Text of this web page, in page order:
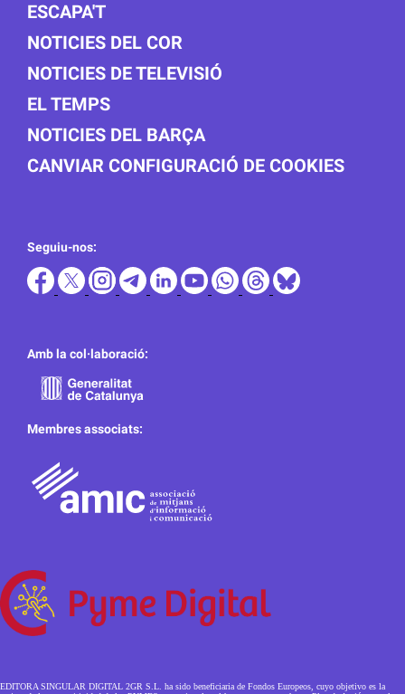
ESCAPA'T
NOTICIES DEL COR
NOTICIES DE TELEVISIÓ
EL TEMPS
NOTICIES DEL BARÇA
CANVIAR CONFIGURACIÓ DE COOKIES
Seguiu-nos:
Amb la col·laboració:
Membres associats:
EDITORA SINGULAR DIGITAL 2GR S.L. ha sido beneficiaria de Fondos Europeos, cuyo objetivo es la